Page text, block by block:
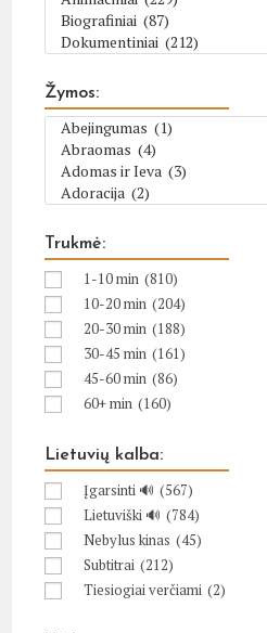
Žymos:
Trukmė:
1-10 min (810)
10-20 min (204)
20-30 min (188)
30-45 min (161)
45-60 min (86)
60+ min (160)
Lietuvių kalba:
Įgarsinti 🔊 (567)
Lietuviški 🔊 (784)
Nebylus kinas (45)
Subtitrai (212)
Tiesiogiai verčiami (2)